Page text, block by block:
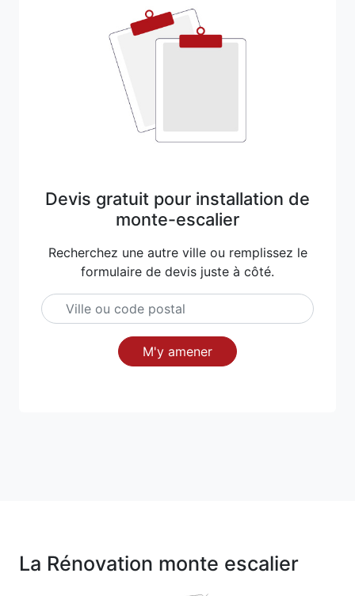
Devis gratuit pour installation de
monte-escalier
Recherchez une autre ville ou remplissez le
formulaire de devis juste à côté.
M'y amener
La Rénovation monte escalier